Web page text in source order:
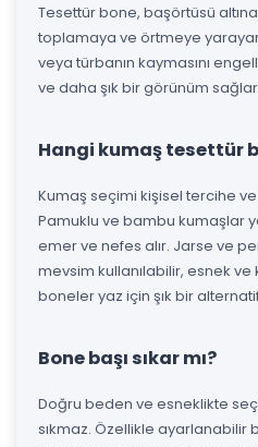
Tesettür bone, başörtüsü
toplamaya ve örtmeye
veya türbanın kaymasını
ve daha şık bir görünüm
Hangi kumaş tesettür
Kumaş seçimi kişisel tercihe ve
Pamuklu ve bambu kumaşlar
emer ve nefes alır. Jarse ve
mevsim kullanılabilir, esnek ve
boneler yaz için şık bir
Bone başı sıkar mı?
Doğru beden ve esneklikte
sıkmaz. Özellikle ayarlanabilir